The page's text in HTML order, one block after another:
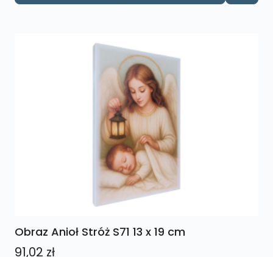
Obraz Anioł Stróż S71 13 x 19 cm
91,02 zł